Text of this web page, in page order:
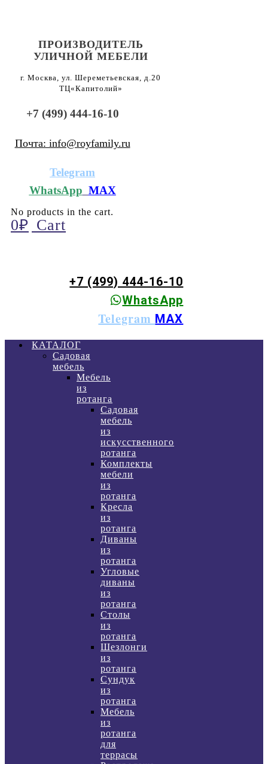
ПРОИЗВОДИТЕЛЬ
УЛИЧНОЙ МЕБЕЛИ
г. Москва, ул. Шереметьевская, д.20
ТЦ«Капитолий»
+7 (499) 444-16-10
Почта: info@royfamily.ru
Telegram
WhatsApp MAX
No products in the cart.
0₽ Cart
+7 (499) 444-16-10
WhatsApp
Telegram MAX
КАТАЛОГ
Садовая
мебель
Мебель
из
ротанга
Садовая
мебель
из
искусственного
ротанга
Комплекты
мебели
из
ротанга
Кресла
из
ротанга
Диваны
из
ротанга
Угловые
диваны
из
ротанга
Столы
из
ротанга
Шезлонги
из
ротанга
Сундук
из
ротанга
Мебель
из
ротанга
для
террасы